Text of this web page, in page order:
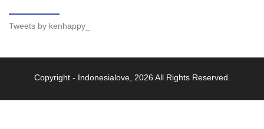
Tweets by kenhappy_
Copyright - Indonesialove, 2026 All Rights Reserved.